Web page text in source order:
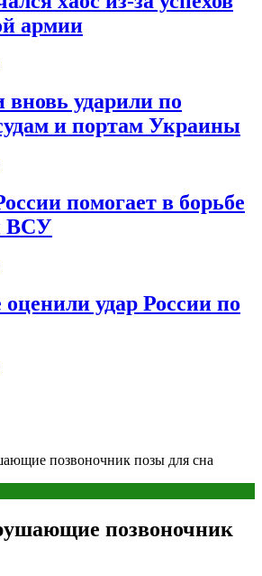
армии
вновь ударили по
и портам Украины
помогает в борьбе
ВСУ
удар России по
позвоночник позы для сна
позвоночник